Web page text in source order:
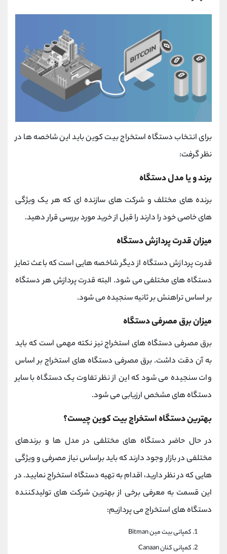
برای انتخاب دستگاه استخراج بیت کوین باید این شاخصه ها در
نظر گرفت:
برند و یا مدل دستگاه
برنده های مختلف و شرکت های سازنده ای که هر یک ویژگی
های خاصی خود را دارند را قبل از خرید مورد بررسی قرار دهید.
میزان قدرت پردازش دستگاه
قدرت پردازش دستگاه از دیگر شاخصه هایی است که باعث تمایز
دستگاه های مختلفی می شود. البته قدرت پردازش هر دستگاه
بر اساس تراهنش بر ثانیه سنجیده می شود.
میزان برق مصرفی دستگاه
برق مصرفی دستگاه های استخراج نیز نکته مهمی است که باید
به آن دقت داشت. برق مصرفی دستگاه های استخراج بر اساس
وات سنجیده می شود که این از نظر تفاوت یک دستگاه با سایر
دستگاه های مشخص ارزیابی می شود.
بهترین دستگاه استخراج بیت کوین چیست؟
در حال حاضر دستگاه های مختلفی در مدل ها و برندهای
مختلفی در بازار وجود دارند که باید براساس نیاز مصرفی و ویژگی
هایی که در نظر دارید، اقدام به تهیه دستگاه استخراج نمایید. در
این قسمت به معرفی برخی از بهترین شرکت های تولیدکننده
دستگاه های استخراج می پردازیم:
کمپانی بیت مین Bitman
کمپانی کنان Canaan